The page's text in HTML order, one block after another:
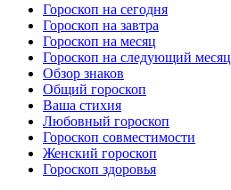
Гороскоп на сегодня
Гороскоп на завтра
Гороскоп на месяц
Гороскоп на следующий месяц
Обзор знаков
Общий гороскоп
Ваша стихия
Любовный гороскоп
Гороскоп совместимости
Женский гороскоп
Гороскоп здоровья